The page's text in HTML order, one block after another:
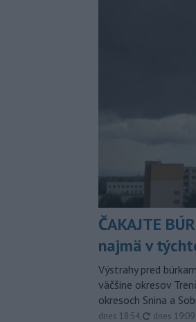
ČAKAJTE
najmä v
Výstrahy pred
väčšine okresov
okresoch Snina a
dnes 18:54, dnes 19:09